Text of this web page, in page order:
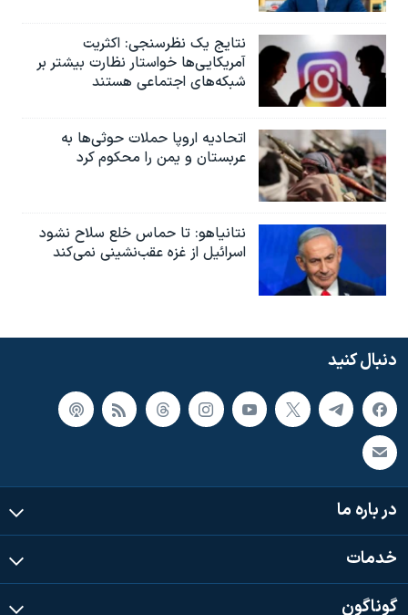
نتایج یک نظرسنجی: اکثریت
آمریکایی‌ها خواستار نظارت بیشتر بر
شبکه‌های اجتماعی هستند
اتحادیه اروپا حملات حوثی‌ها به
عربستان و یمن را محکوم کرد
نتانیاهو: تا حماس خلع سلاح نشود
اسرائیل از غزه عقب‌نشینی نمی‌کند
دنبال کنید
در باره ما
خدمات
گوناگون